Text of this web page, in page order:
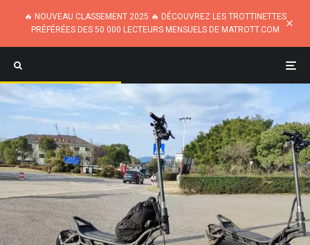
🔥 NOUVEAU CLASSEMENT 2025 🔥 DÉCOUVREZ LES TROTTINETTES
PRÉFÉRÉES DES 50 000 LECTEURS MENSUELS DE MATROTT.COM